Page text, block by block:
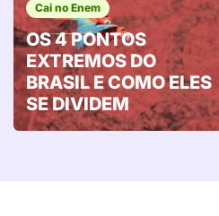
Cai no Enem
OS 4 PONTOS
EXTREMOS DO
BRASIL E COMO ELES
SE DIVIDEM